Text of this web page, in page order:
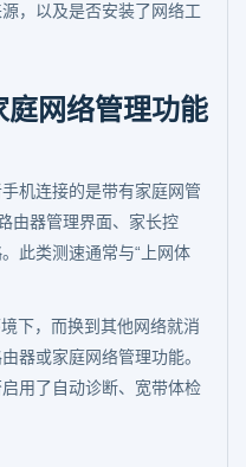
，以及是否安装了网络工
网络管理功能
机连接的是带有家庭网管
由器管理界面、家长控
此类测速通常与“上网体
下，而换到其他网络就消
器或家庭网络管理功能。
用了自动诊断、宽带体检